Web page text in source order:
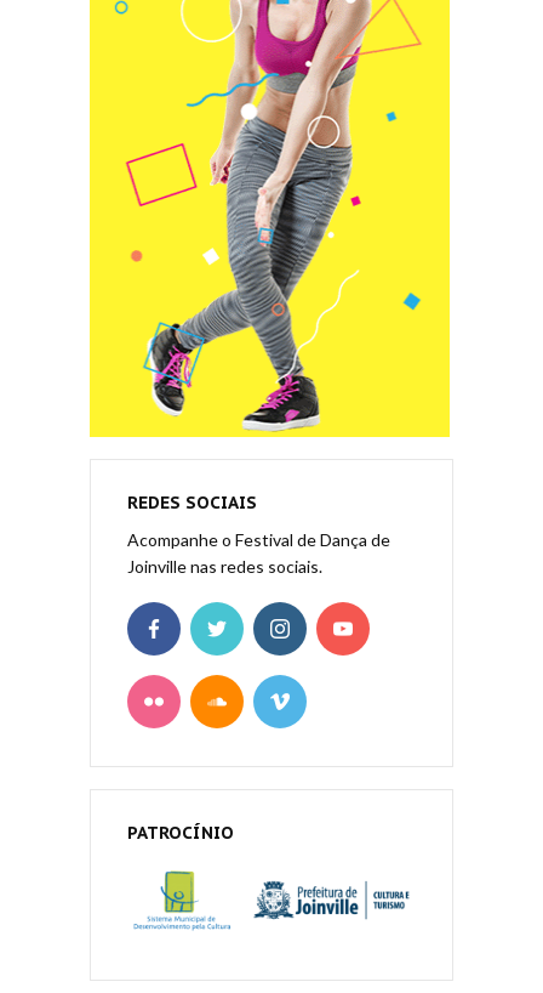
REDES SOCIAIS
Acompanhe o Festival de Dança de
Joinville nas redes sociais.
PATROCÍNIO